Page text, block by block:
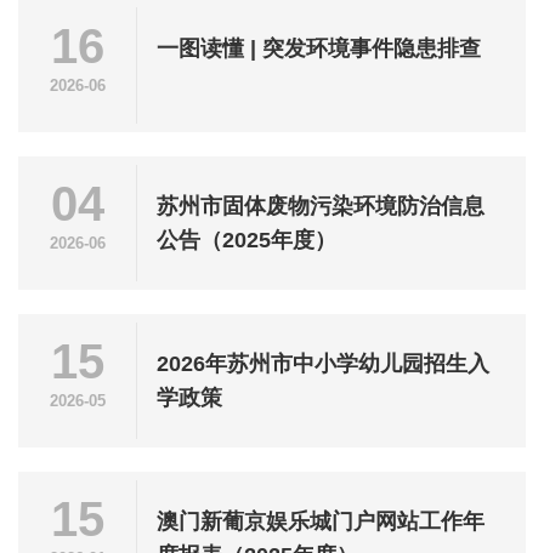
16
2026-06
一图读懂 | 突发环境事件隐患排查
04
2026-06
苏州市固体废物污染环境防治信息
公告（2025年度）
15
2026-05
2026年苏州市中小学幼儿园招生入
学政策
15
澳门新葡京娱乐城门户网站工作年